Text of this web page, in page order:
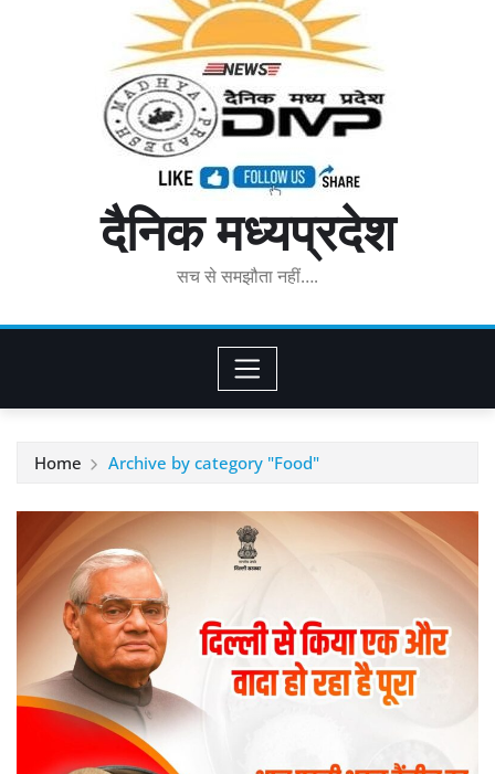
दैनिक मध्यप्रदेश
सच से समझौता नहीं….
Home Archive by category "Food"